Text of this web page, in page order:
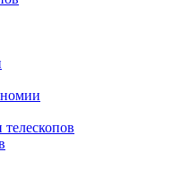
телескопов